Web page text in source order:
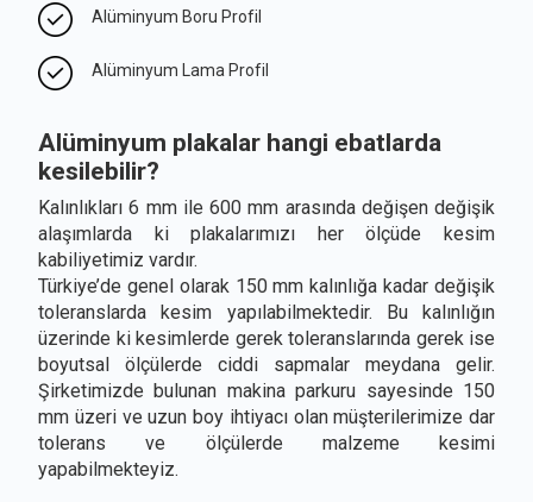
Alüminyum Boru Profil
Alüminyum Lama Profil
Alüminyum plakalar hangi ebatlarda
kesilebilir?
Kalınlıkları 6 mm ile 600 mm arasında değişen değişik
alaşımlarda ki plakalarımızı her ölçüde kesim
kabiliyetimiz vardır.
Türkiye’de genel olarak 150 mm kalınlığa kadar değişik
toleranslarda kesim yapılabilmektedir. Bu kalınlığın
üzerinde ki kesimlerde gerek toleranslarında gerek ise
boyutsal ölçülerde ciddi sapmalar meydana gelir.
Şirketimizde bulunan makina parkuru sayesinde 150
mm üzeri ve uzun boy ihtiyacı olan müşterilerimize dar
tolerans ve ölçülerde malzeme kesimi
yapabilmekteyiz.